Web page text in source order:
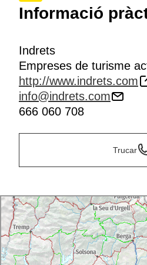
Informació
Indrets
Empreses de turisme
http://www.indrets.com
info@indrets.com
666 060 708
Trucar